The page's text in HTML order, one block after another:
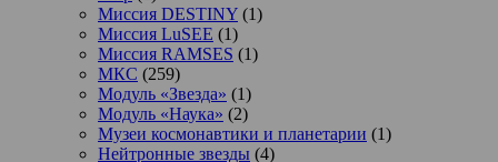
Миссия DESTINY (1)
Миссия LuSEE (1)
Миссия RAMSES (1)
МКС (259)
Модуль «Звезда» (1)
Модуль «Наука» (2)
Музеи космонавтики и планетарии (1)
Нейтронные звезды (4)